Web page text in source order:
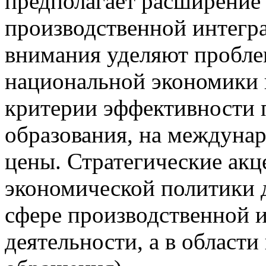
производственной
внимания уделяют
национальной
критерии эффективности
образования, на
цены. Стратегические
экономической политики
сфере производственной
деятельности, а в